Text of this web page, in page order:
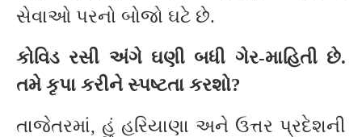
સેવાઓ પરનો બોજો ઘટે છે.
કોવિડ રસી અંગે ઘણી બધી ગેર-માહિતી છે.
તમે કૃપા કરીને સ્પષ્ટતા કરશો?
તાજેતરમાં, હું હરિયાણા અને ઉત્તર પ્રદેશની